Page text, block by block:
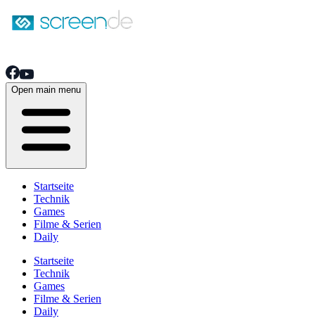
Open main menu
Startseite
Technik
Games
Filme & Serien
Daily
Startseite
Technik
Games
Filme & Serien
Daily